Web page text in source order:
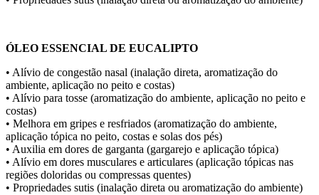
ÓLEO ESSENCIAL DE EUCALIPTO
• Alívio de congestão nasal (inalação direta, aromatização do
ambiente, aplicação no peito e costas)
• Alívio para tosse (aromatização do ambiente, aplicação no peito e
costas)
• Melhora em gripes e resfriados (aromatização do ambiente,
aplicação tópica no peito, costas e solas dos pés)
• Auxilia em dores de garganta (gargarejo e aplicação tópica)
• Alívio em dores musculares e articulares (aplicação tópicas nas
regiões doloridas ou compressas quentes)
• Propriedades sutis (inalação direta ou aromatização do ambiente)